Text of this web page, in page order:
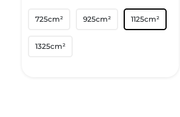
725cm² 925cm² 1125cm²
1325cm²